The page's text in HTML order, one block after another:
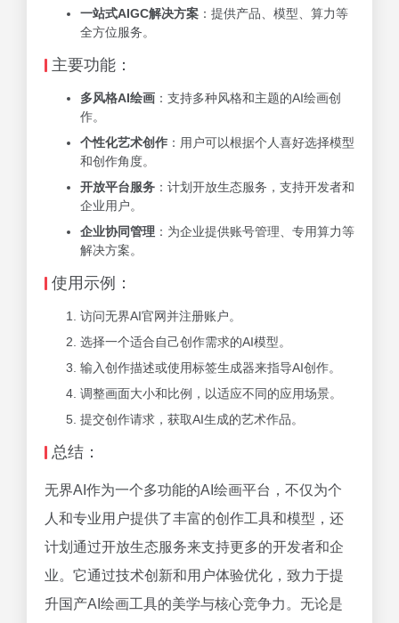
一站式AIGC解决方案 ：提供产品、模型、算力等
全方位服务。
主要功能：
多风格AI绘画 ：支持多种风格和主题的AI绘画创
作。
个性化艺术创作 ：用户可以根据个人喜好选择模型
和创作角度。
开放平台服务 ：计划开放生态服务，支持开发者和
企业用户。
企业协同管理 ：为企业提供账号管理、专用算力等
解决方案。
使用示例：
访问无界AI官网并注册账户。
选择一个适合自己创作需求的AI模型。
输入创作描述或使用标签生成器来指导AI创作。
调整画面大小和比例，以适应不同的应用场景。
提交创作请求，获取AI生成的艺术作品。
总结：
无界AI作为一个多功能的AI绘画平台，不仅为个
人和专业用户提供了丰富的创作工具和模型，还
计划通过开放生态服务来支持更多的开发者和企
业。它通过技术创新和用户体验优化，致力于提
升国产AI绘画工具的美学与核心竞争力。无论是